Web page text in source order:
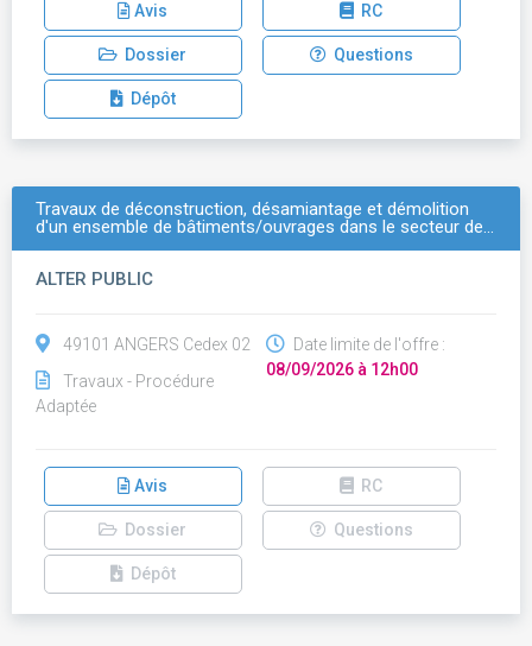
Avis RC
Dossier Questions
Dépôt
Travaux de déconstruction, désamiantage et démolition
d'un ensemble de bâtiments/ouvrages dans le secteur de…
ALTER PUBLIC
49101 ANGERS Cedex 02
Travaux - Procédure
Adaptée
Date limite de l'offre :
08/09/2026 à 12h00
Avis RC
Dossier Questions
Dépôt